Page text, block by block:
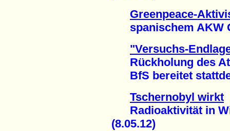
Greenpeace-
spanischem AKW
"Versuchs-
Rückholung des
BfS bereitet
Tschernobyl wirkt
Radioaktivität in
(8.05.12)